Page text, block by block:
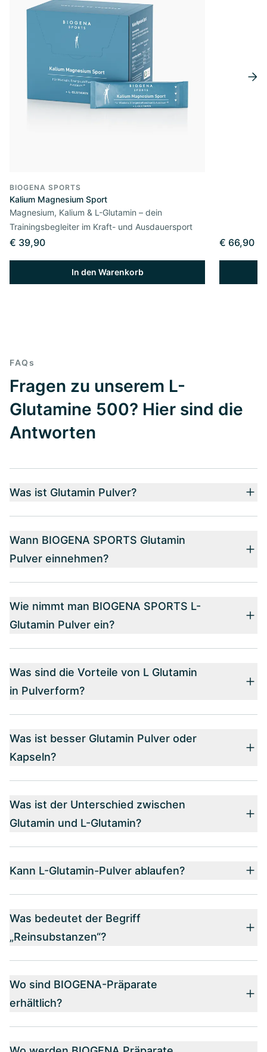
BIOGENA SPORTS
Kalium Magnesium Sport
Magnesium, Kalium & L-Glutamin – dein
Trainingsbegleiter im Kraft- und Ausdauersport
€ 39,90
In den Warenkorb
€ 66,90
FAQs
Fragen zu unserem L-
Glutamine 500? Hier sind die
Antworten
Was ist Glutamin Pulver?
Wann BIOGENA SPORTS Glutamin
Pulver einnehmen?
Wie nimmt man BIOGENA SPORTS L-
Glutamin Pulver ein?
Was sind die Vorteile von L Glutamin
in Pulverform?
Was ist besser Glutamin Pulver oder
Kapseln?
Was ist der Unterschied zwischen
Glutamin und L-Glutamin?
Kann L-Glutamin-Pulver ablaufen?
Was bedeutet der Begriff
„Reinsubstanzen“?
Wo sind BIOGENA-Präparate
erhältlich?